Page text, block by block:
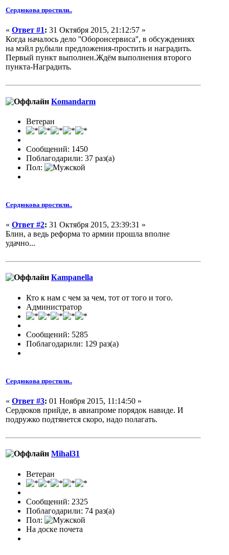
Сердюкова простили..
« Ответ #1: 31 Октября 2015, 21:12:57 »
Когда началось дело ''Оборонсервиса'', в обсуждениях
на мэйл ру,были предложения-простить и наградить.
Первый пункт выполнен.Ждём выполнения второго
пункта-Наградить.
Komandarm
Ветеран
Сообщений: 1450
Поблагодарили: 37 раз(а)
Пол:
Сердюкова простили..
« Ответ #2: 31 Октября 2015, 23:39:31 »
Блин, а ведь реформа то армии прошла вполне
удачно...
Кampanella
Кто к нам с чем за чем, тот от того и того.
Администратор
Сообщений: 5285
Поблагодарили: 129 раз(а)
Сердюкова простили..
« Ответ #3: 01 Ноября 2015, 11:14:50 »
Сердюков прийде, в авиапроме порядок навиде. И
подружко подтянется скоро, надо полагать.
Mihal31
Ветеран
Сообщений: 2325
Поблагодарили: 74 раз(а)
Пол:
На доске почета